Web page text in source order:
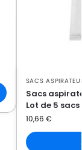
SACS
Sacs
Lot de 5
10,66 €